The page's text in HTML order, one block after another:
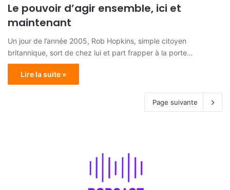
Le pouvoir d’agir ensemble, ici et
maintenant
Un jour de l’année 2005, Rob Hopkins, simple citoyen
britannique, sort de chez lui et part frapper à la porte…
Lire la suite »
Page suivante